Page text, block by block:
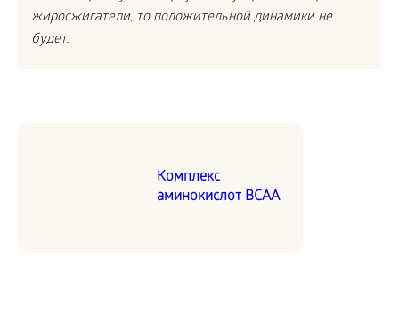
жиросжигатели, то положительной динамики не
будет.
Комплекс
аминокислот BCAA